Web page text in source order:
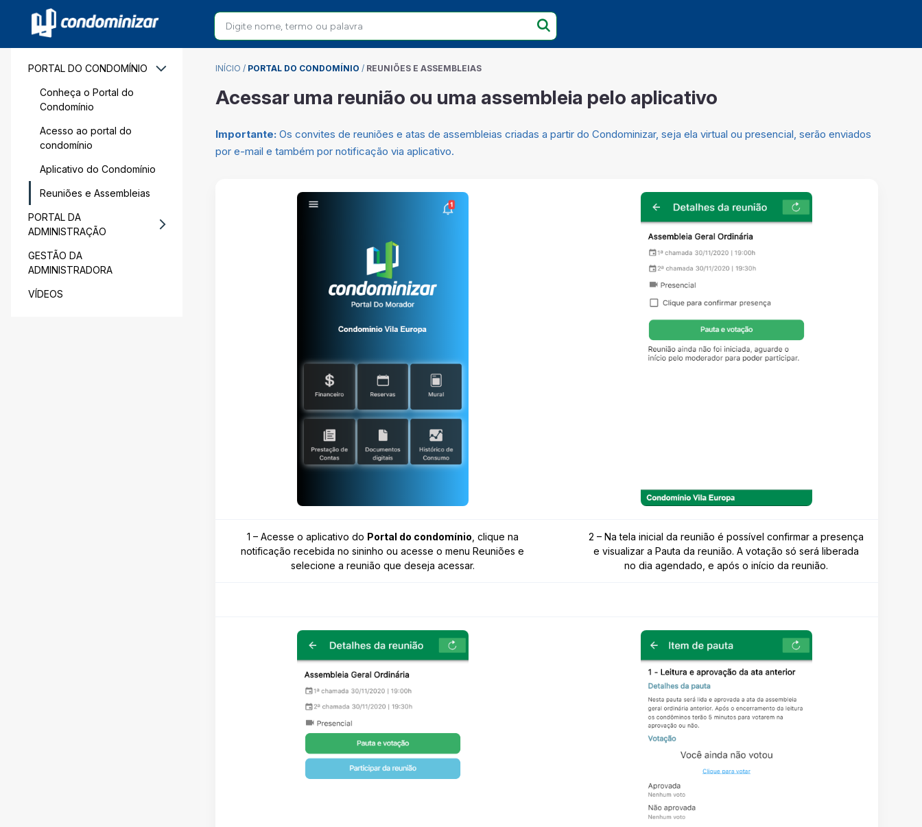
PORTAL DO CONDOMÍNIO
Conheça o Portal do
Condomínio
Acesso ao portal do
condomínio
Aplicativo do Condomínio
Reuniões e Assembleias
PORTAL DA
ADMINISTRAÇÃO
GESTÃO DA
ADMINISTRADORA
VÍDEOS
INÍCIO / PORTAL DO CONDOMÍNIO / REUNIÕES E ASSEMBLEIAS
Acessar uma reunião ou uma assembleia pelo aplicativo
Importante: Os convites de reuniões e atas de assembleias criadas a partir do Condominizar, seja ela virtual ou presencial, serão enviados
por e-mail e também por notificação via aplicativo.
1 – Acesse o aplicativo do Portal do condomínio , clique na
notificação recebida no sininho ou acesse o menu Reuniões e
selecione a reunião que deseja acessar.
2 – Na tela inicial da reunião é possível confirmar a presença
e visualizar a Pauta da reunião. A votação só será liberada
no dia agendado, e após o início da reunião.